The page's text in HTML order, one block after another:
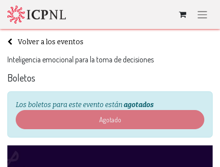
Volver a los eventos
Inteligencia emocional para la toma de decisiones
Boletos
Los boletos para este evento estánagotados
Agotado